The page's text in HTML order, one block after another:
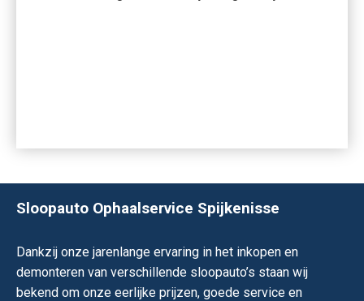
Sloopauto Ophaalservice Spijkenisse
Dankzij onze jarenlange ervaring in het inkopen en
demonteren van verschillende sloopauto’s staan wij
bekend om onze eerlijke prijzen, goede service en